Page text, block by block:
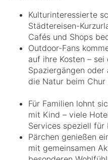
Kulturinteressierte
Städtereisen-
Cafés und Shops
Outdoor-Fans
auf ihre Kosten –
Spaziergängen oder
die Natur beim Chur
Für Familien lohnt
mit Kind – viele
Services speziell für
Pärchen genießen
mit gemeinsamen